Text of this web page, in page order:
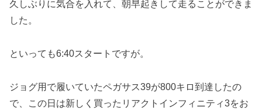
久しぶりに気合を入れて、朝早起きして走ることができま
した。
といっても6:40スタートですが。
ジョグ用で履いていたペガサス39が800キロ到達したの
で、この日は新しく買ったリアクトインフィニティ3をお